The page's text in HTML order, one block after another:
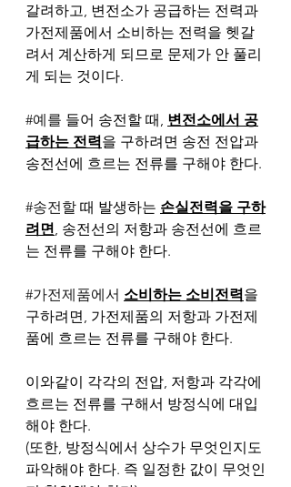
갈려하고, 변전소가 공급하는 전력과
가전제품에서 소비하는 전력을 헷갈
려서 계산하게 되므로 문제가 안 풀리
게 되는 것이다.
#예를 들어 송전할 때, 변전소에서 공
급하는 전력을 구하려면 송전 전압과
송전선에 흐르는 전류를 구해야 한다.
#송전할 때 발생하는 손실전력을 구하
려면 , 송전선의 저항과 송전선에 흐르
는 전류를 구해야 한다.
#가전제품에서 소비하는 소비전력을
구하려면, 가전제품의 저항과 가전제
품에 흐르는 전류를 구해야 한다.
이와같이 각각의 전압, 저항과 각각에
흐르는 전류를 구해서 방정식에 대입
해야 한다.
(또한, 방정식에서 상수가 무엇인지도
파악해야 한다. 즉 일정한 값이 무엇인